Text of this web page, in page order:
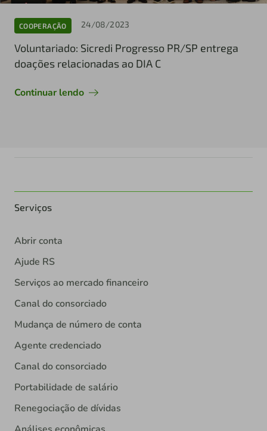
COOPERAÇÃO 24/08/2023
Voluntariado: Sicredi Progresso PR/SP entrega
doações relacionadas ao DIA C
Continuar lendo
Serviços
Abrir conta
Ajude RS
Serviços ao mercado financeiro
Canal do consorciado
Mudança de número de conta
Agente credenciado
Canal do consorciado
Portabilidade de salário
Renegociação de dívidas